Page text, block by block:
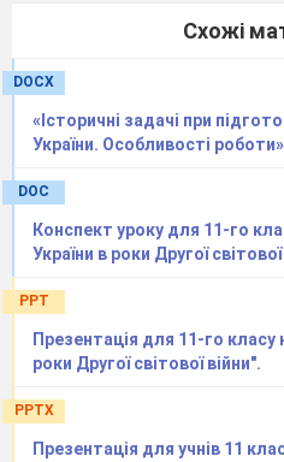
Схожі
DOCX
«Історичні задачі при
України. Особливості роботи»
DOC
Конспект уроку для 11-го
України в роки Другої світової
PPT
Презентація для 11-го класу
роки Другої світової війни".
PPTX
Презентація для учнів 11